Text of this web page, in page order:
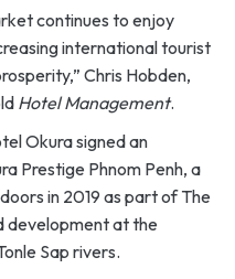
continues to enjoy
international tourist
Chris Hobden,
Hotel Management.
Okura signed an
Prestige Phnom Penh, a
in 2019 as part of The
development at the
Sap rivers.